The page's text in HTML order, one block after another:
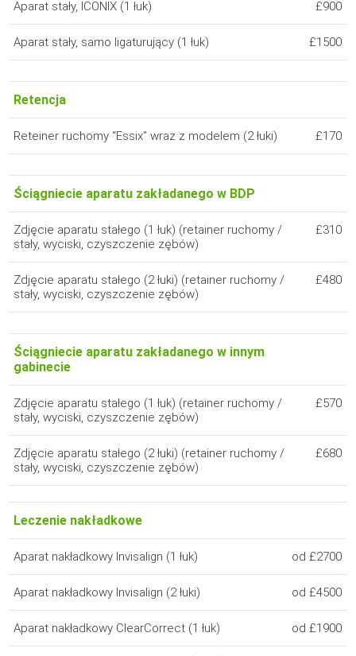
Aparat stały, ICONIX (1 łuk) £900
Aparat stały, samo ligaturujący (1 łuk) £1500
Retencja
Reteiner ruchomy “Essix” wraz z modelem (2 łuki) £170
Ściągniecie aparatu zakładanego w BDP
Zdjęcie aparatu stałego (1 łuk) (retainer ruchomy /
stały, wyciski, czyszczenie zębów)
£310
Zdjęcie aparatu stałego (2 łuki) (retainer ruchomy /
stały, wyciski, czyszczenie zębów)
£480
Ściągniecie aparatu zakładanego w innym
gabinecie
Zdjęcie aparatu stałego (1 łuk) (retainer ruchomy /
stały, wyciski, czyszczenie zębów)
£570
Zdjęcie aparatu stałego (2 łuki) (retainer ruchomy /
stały, wyciski, czyszczenie zębów)
£680
Leczenie nakładkowe
Aparat nakładkowy Invisalign (1 łuk) od £2700
Aparat nakładkowy Invisalign (2 łuki) od £4500
Aparat nakładkowy ClearCorrect (1 łuk) od £1900